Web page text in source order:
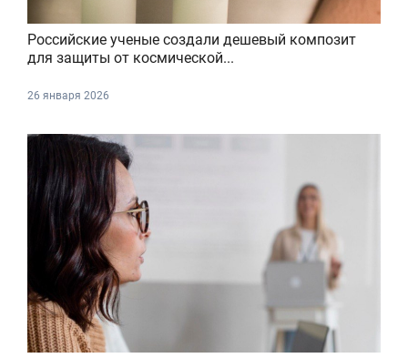
Российские ученые создали дешевый композит
для защиты от космической...
26 января 2026